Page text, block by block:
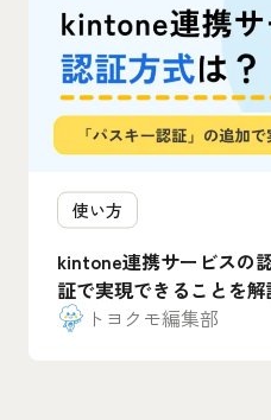
使い方
kintone連携サービスの
証で実現できることを解
トヨクモ編集部